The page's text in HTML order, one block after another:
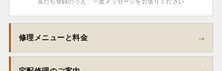
友だち登録のうえ、一度メッセージをお送りください
修理メニューと料金